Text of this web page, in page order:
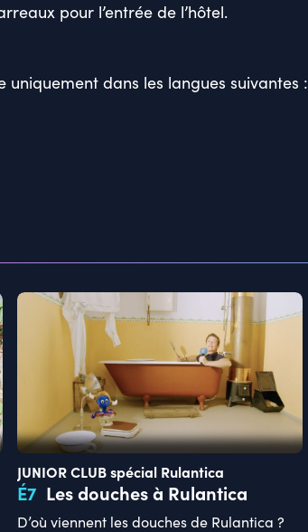
pour l’entrée de l’hôtel.
dans les langues suivantes :
JUNIOR CLUB spécial Rulantica
É7 Les douches à Rulantica
D’où viennent les douches de Rulantica ?